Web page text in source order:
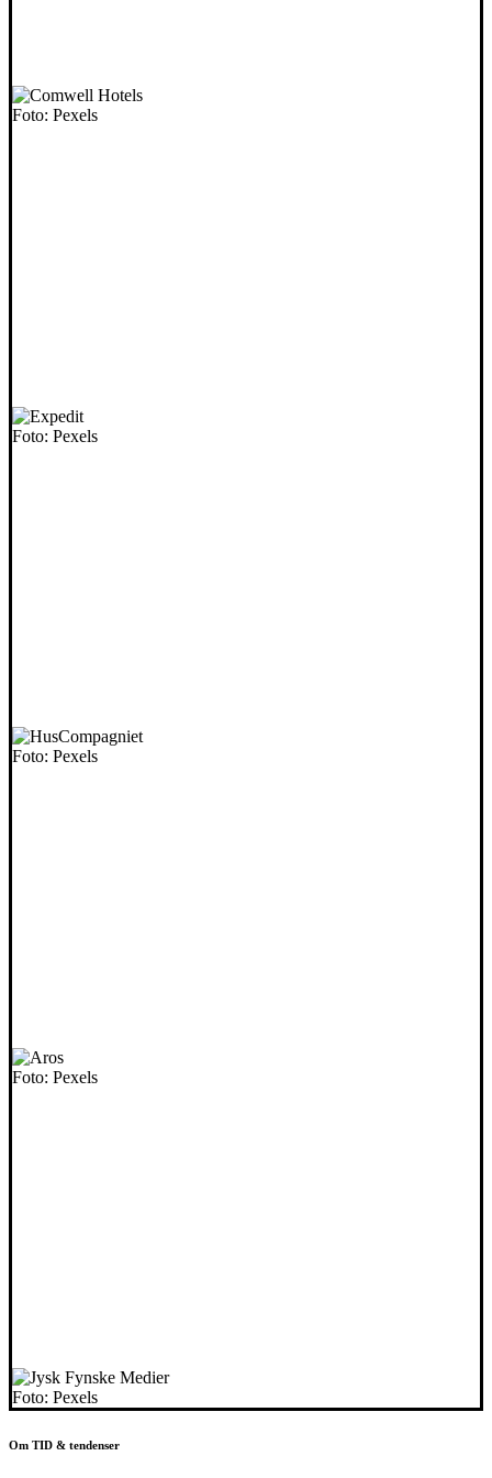
Foto: Pexels
Foto: Pexels
Foto: Pexels
Foto: Pexels
Foto: Pexels
Om TID & tendenser